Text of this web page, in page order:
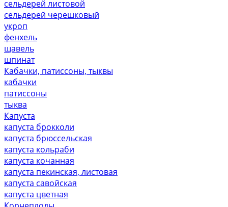
сельдерей листовой
сельдерей черешковый
укроп
фенхель
щавель
шпинат
Кабачки, патиссоны, тыквы
кабачки
патиссоны
тыква
Капуста
капуста брокколи
капуста брюссельская
капуста кольраби
капуста кочанная
капуста пекинская, листовая
капуста савойская
капуста цветная